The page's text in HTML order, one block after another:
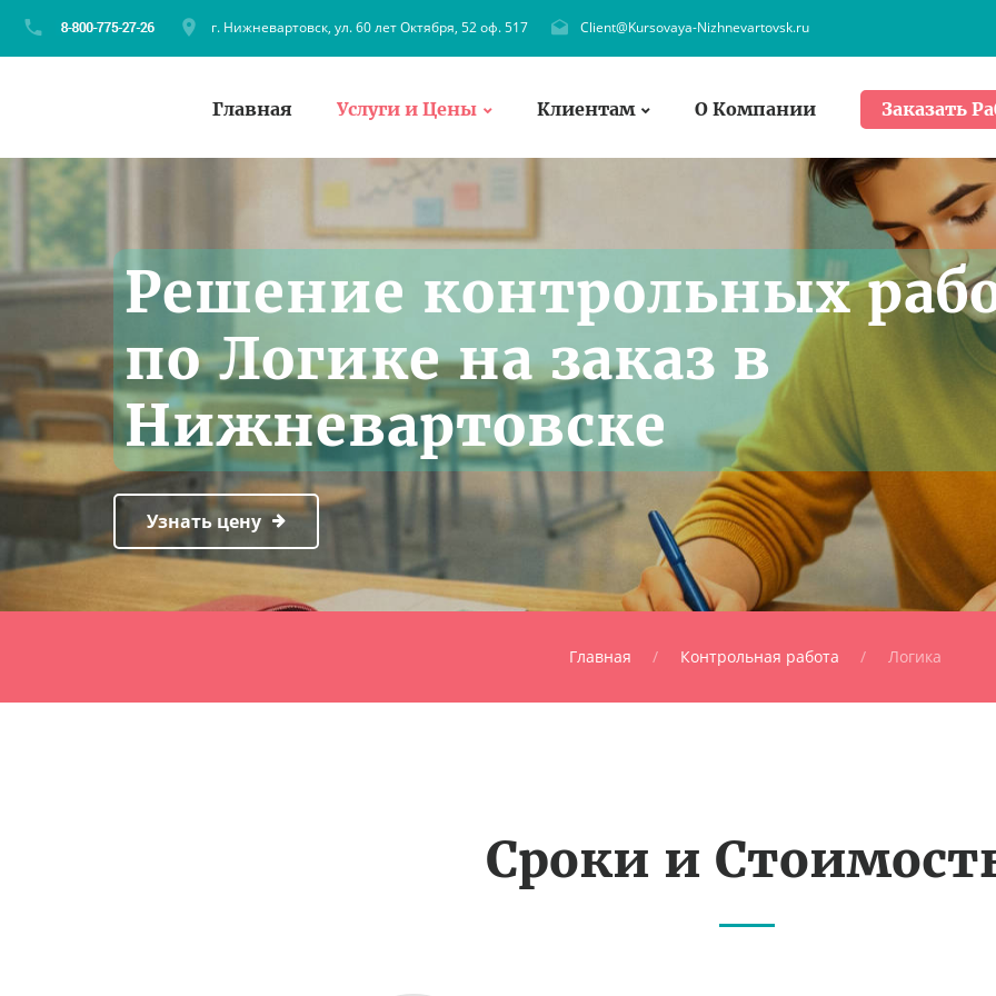
г. Нижневартовск, ул. 60 лет Октября, 52 оф. 517 Client@Kursovaya-Nizhnevartovsk.ru
Главная Услуги и Цены Клиентам О Компании Заказать
Решение контрольных
по Логике на заказ в
Нижневартовске
Узнать цену
Главная Контрольная работа Логика
Сроки и